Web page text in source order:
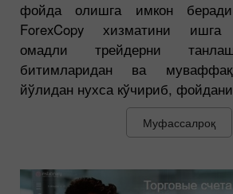
фойда олишга имкон
ForexCopy хизматини ишга
омадли трейдерни
битимларидан ва
йўлидан нухса кўчириб,
Муфассалроқ